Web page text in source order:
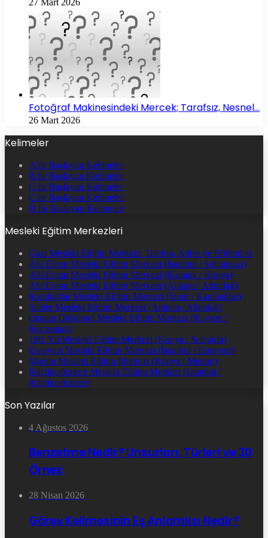
Fotoğraf Makinesindeki Mercek; Tarafsız, Nesnel…
26 Mart 2026
Kelimeler
A ile Başlayan Kelimeler
B ile Başlayan Kelimeler
C ile Başlayan Kelimeler
Ç ile Başlayan Kelimeler
D ile Başlayan Kelimeler
Mesleki Eğitim Merkezleri
Gazi Mesleki Eğitim Merkezi: Telefon, Adres ve Bölümleri
Ahi Evren Mesleki Eğitim Merkezi (İstanbul / Sultangazi)
Ahi Evran Mesleki Eğitim Merkezi (Karatay / Konya)
Ahi Evran Mesleki Eğitim Merkezi (Ankara / Altındağ)
Karabağlar Mesleki Eğitim Merkezi (İzmir / Karabağlar)
Siteler Mesleki Eğitim Merkezi (Ankara / Altındağ)
Osman Düşüngel Mesleki Eğitim Merkezi (Kayseri /
Kocasinan)
100. Yıl Mesleki Eğitim Merkezi (Konya / Selçuklu)
Esenyurt Mesleki Eğitim Merkezi (İstanbul / Esenyurt)
Meram Mesleki Eğitim Merkezi (Konya / Meram)
Küçükçekmece Mesleki Eğitim Merkezi (İstanbul /
Küçükçekmece)
Son Yazılar
4 Ağustos 2026
Benzetme Nedir? Unsurları, Türleri ve 30
Örnek
28 Nisan 2026
Görev Kelimesinin Eş Anlamlısı Nedir?